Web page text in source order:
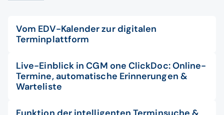
Vom EDV-Kalender zur digitalen
Terminplattform
Live-Einblick in CGM one ClickDoc: Online-
Termine, automatische Erinnerungen &
Warteliste